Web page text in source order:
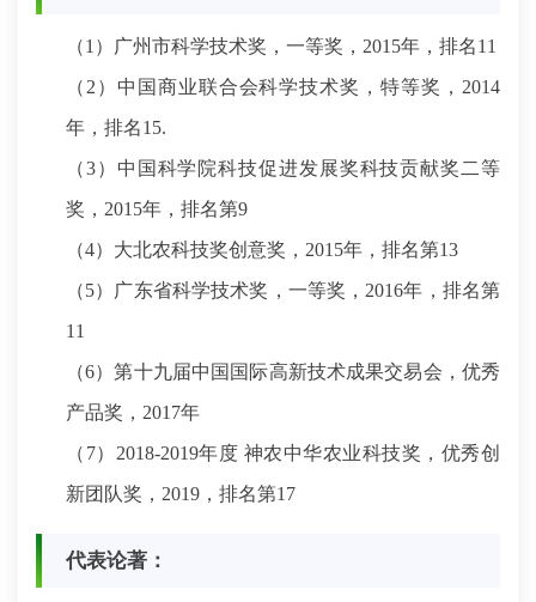
（1）广州市科学技术奖，一等奖，2015年，排名11
（2）中国商业联合会科学技术奖，特等奖，2014
年，排名15.
（3）中国科学院科技促进发展奖科技贡献奖二等
奖，2015年，排名第9
（4）大北农科技奖创意奖，2015年，排名第13
（5）广东省科学技术奖，一等奖，2016年，排名第
11
（6）第十九届中国国际高新技术成果交易会，优秀
产品奖，2017年
（7）2018-2019年度 神农中华农业科技奖，优秀创
新团队奖，2019，排名第17
代表论著：